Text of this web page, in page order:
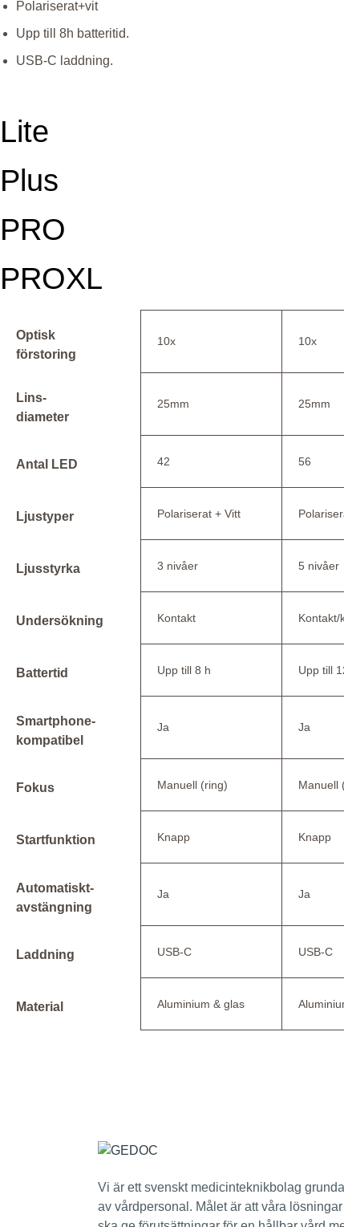
Polariserat+vit
Upp till 8h batteritid.
USB-C laddning.
Lite
Plus
PRO
PROXL
Optisk
förstoring
10x 10x
Lins-
diameter
25mm 25mm
Antal LED 42 56
Ljustyper Polariserat + Vitt
Ljusstyrka 3 nivåer 5 nivåer
Undersökning Kontakt Kontakt/
Battertid Upp till 8 h Upp till
Smartphone-
kompatibel
Ja Ja
Fokus Manuell (ring) Manuell
Startfunktion Knapp Knapp
Automatiskt-
avstängning
Ja Ja
Laddning USB-C USB-C
Material Aluminium & glas
Vi är ett svenskt medicinteknikbolag
av vårdpersonal. Målet är att våra lösningar